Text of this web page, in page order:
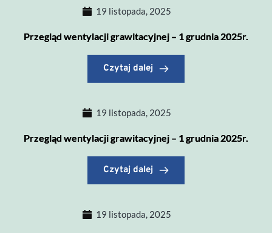
19 listopada, 2025
Przegląd wentylacji grawitacyjnej – 1 grudnia 2025r.
Czytaj dalej
19 listopada, 2025
Przegląd wentylacji grawitacyjnej – 1 grudnia 2025r.
Czytaj dalej
19 listopada, 2025